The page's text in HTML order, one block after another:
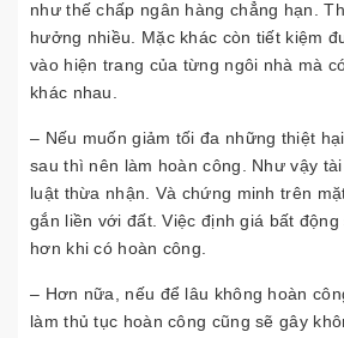
như thế chấp ngân hàng chẳng hạn.
hưởng nhiều. Mặc khác còn tiết kiệm
vào hiện trang của từng ngôi nhà mà
khác nhau.
– Nếu muốn giảm tối đa những thiệt
sau thì nên làm hoàn công. Như vậy
luật thừa nhận. Và chứng minh trên
gắn liền với đất. Việc định giá bất động
hơn khi có hoàn công.
– Hơn nữa, nếu để lâu không hoàn
làm thủ tục hoàn công cũng sẽ gây